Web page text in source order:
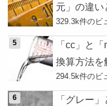
元」の違い
329.3k件のビ
「cc」と
換算方法を
294.5k件のビ
「グレー